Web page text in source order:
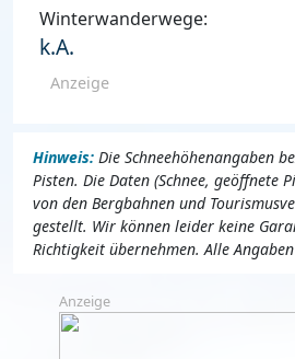
Winterwanderwege:
k.A.
Anzeige
Hinweis: Die Schneehöhenangaben
Pisten. Die Daten (Schnee, geöffnete
von den Bergbahnen und
gestellt. Wir können leider keine
Richtigkeit übernehmen. Alle
Anzeige